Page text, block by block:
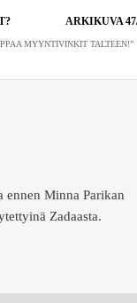
ARKIKUVA
MYYNTIVINKIT TALTEEN!”
ennen Minna Parikan
Zadaasta.